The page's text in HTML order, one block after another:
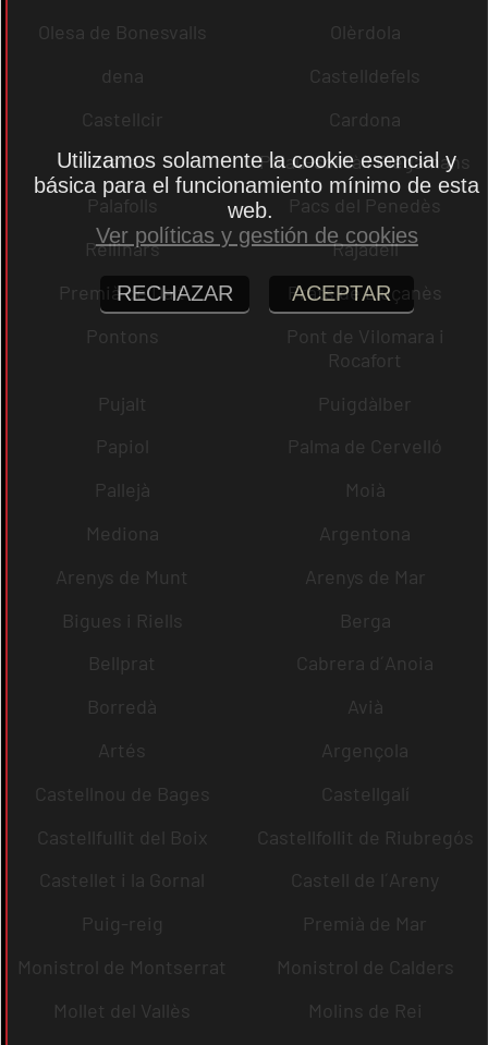
Olesa de Bonesvalls
Olèrdola
dena
Castelldefels
Castellcir
Cardona
Navas
Palau-solità i Plegamans
Palafolls
Pacs del Penedès
Rellinars
Rajadell
Premià de Dalt
Prats de Lluçanès
Pontons
Pont de Vilomara i
Rocafort
Pujalt
Puigdàlber
Papiol
Palma de Cervelló
Pallejà
Moià
Mediona
Argentona
Arenys de Munt
Arenys de Mar
Bigues i Riells
Berga
Bellprat
Cabrera d´Anoia
Borredà
Avià
Artés
Argençola
Castellnou de Bages
Castellgalí
Castellfullit del Boix
Castellfollit de Riubregós
Castellet i la Gornal
Castell de l´Areny
Puig-reig
Premià de Mar
Monistrol de Montserrat
Monistrol de Calders
Mollet del Vallès
Molins de Rei
Utilizamos solamente la cookie esencial y
básica para el funcionamiento mínimo de esta
web.
Ver políticas y gestión de cookies
RECHAZAR ACEPTAR